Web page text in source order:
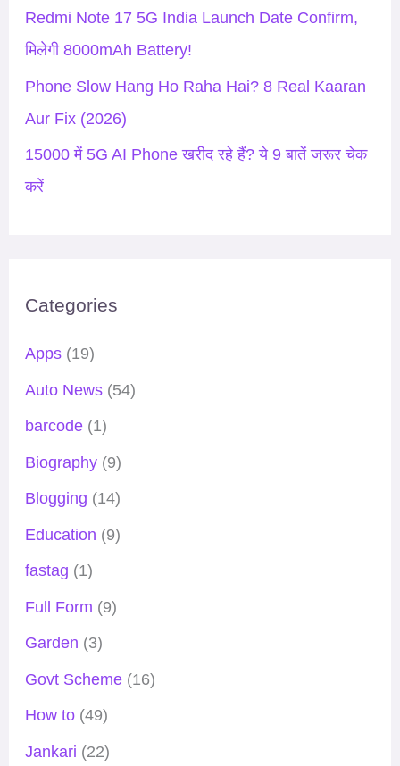
Redmi Note 17 5G India Launch Date Confirm,
मिलेगी 8000mAh Battery!
Phone Slow Hang Ho Raha Hai? 8 Real Kaaran
Aur Fix (2026)
15000 में 5G AI Phone खरीद रहे हैं? ये 9 बातें जरूर चेक
करें
Categories
Apps(19)
Auto News(54)
barcode(1)
Biography(9)
Blogging (14)
Education (9)
fastag (1)
Full Form (9)
Garden (3)
Govt Scheme(16)
How to(49)
Jankari (22)